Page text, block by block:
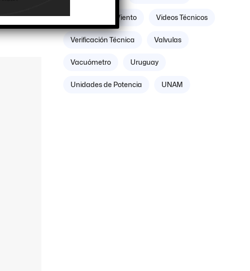
Viento Videos Técnicos
Verificación Técnica Valvulas
Vacuómetro Uruguay
Unidades de Potencia UNAM